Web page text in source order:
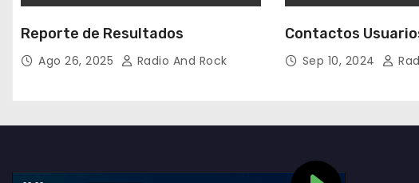
Reporte de Resultados
Ago 26, 2025 Radio And Rock
Contactos
Sep 10, 2024